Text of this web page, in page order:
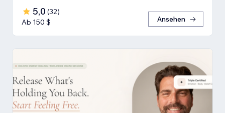
5,0 (32)
Ab 150 $
Ansehen